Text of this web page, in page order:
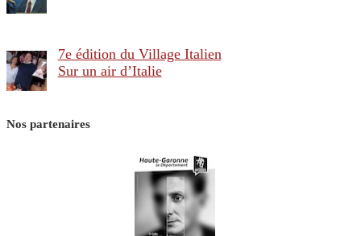
7e édition du Village Italien
Sur un air d’Italie
Nos partenaires